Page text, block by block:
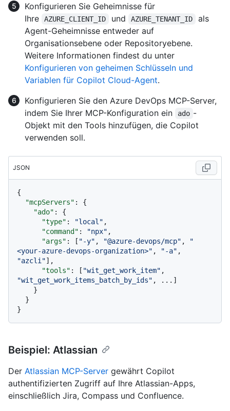
Konfigurieren Sie Geheimnisse für
Ihre
AZURE_CLIENT_ID und AZURE_TENANT_ID
als
Agent-Geheimnisse entweder auf
Organisationsebene oder Repositoryebene.
Weitere Informationen findest du unter
Konfigurieren von geheimen Schlüsseln und
Variablen für Copilot Cloud-Agent.
Konfigurieren Sie den Azure DevOps MCP-Server,
indem Sie Ihrer MCP-Konfiguration ein
ado -
Objekt mit den Tools hinzufügen, die Copilot
verwenden soll.
JSON
{
"mcpServers" :
{
"ado" :
{
"type" : "local" ,
"command" : "npx" ,
"args" : [ "-y" , "@azure-devops/mcp" ,
"
<your-azure-devops-organization>" , "-a" ,
"azcli"] ,
"tools" : [ "wit_get_work_item" ,
"wit_get_work_items_batch_by_ids" , ... ]
}
}
}
Beispiel: Atlassian
Der Atlassian MCP-Server gewährt Copilot
authentifizierten Zugriff auf Ihre Atlassian-Apps,
einschließlich Jira, Compass und Confluence.